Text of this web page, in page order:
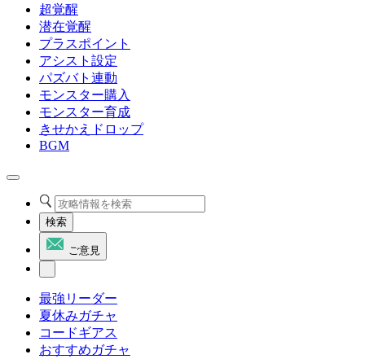
超覚醒
潜在覚醒
プラスポイント
アシスト設定
パズバト連動
モンスター購入
モンスター育成
きせかえドロップ
BGM
検索
ご意見
最強リーダー
夏休みガチャ
コードギアス
おすすめガチャ